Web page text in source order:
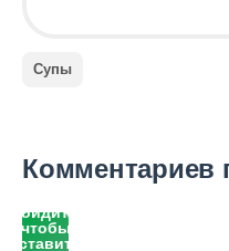
Супы
Комментариев
Войдите,
чтобы
оставить